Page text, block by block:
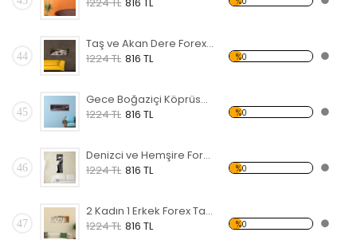
44
Taş ve Akan Dere Forex Tablo
1224 TL 816 TL %0
45
Gece Boğaziçi Köprüsü Forex Tablo
1224 TL 816 TL %0
46
Denizci ve Hemşire Forex Tablo
1224 TL 816 TL %0
47
2 Kadın 1 Erkek Forex Tablo
1224 TL 816 TL %0